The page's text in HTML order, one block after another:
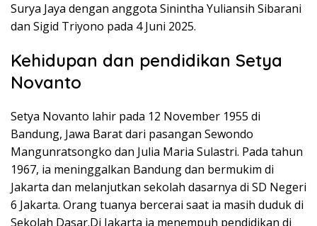
Surya Jaya dengan anggota Sinintha Yuliansih Sibarani
dan Sigid Triyono pada 4 Juni 2025.
Kehidupan dan pendidikan Setya
Novanto
Setya Novanto lahir pada 12 November 1955 di
Bandung, Jawa Barat dari pasangan Sewondo
Mangunratsongko dan Julia Maria Sulastri. Pada tahun
1967, ia meninggalkan Bandung dan bermukim di
Jakarta dan melanjutkan sekolah dasarnya di SD Negeri
6 Jakarta. Orang tuanya bercerai saat ia masih duduk di
Sekolah Dasar.Di Jakarta ia menempuh pendidikan di